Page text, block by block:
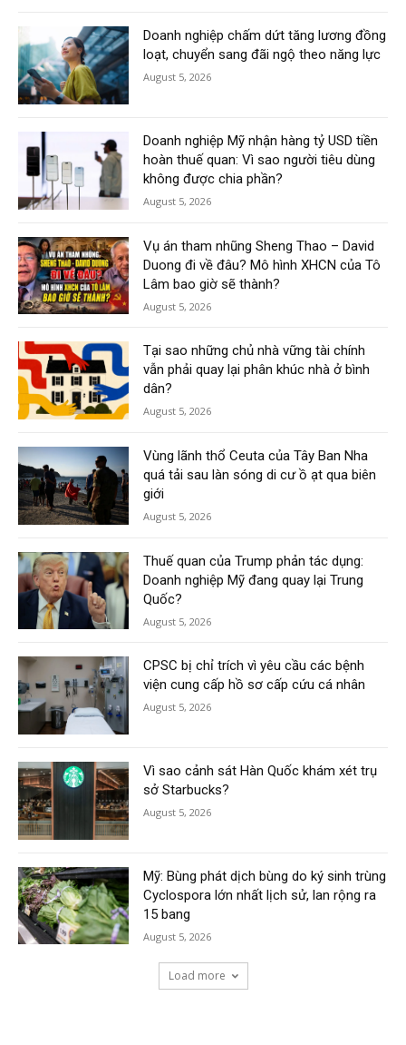
Doanh nghiệp chấm dứt tăng lương đồng
loạt, chuyển sang đãi ngộ theo năng lực
August 5, 2026
Doanh nghiệp Mỹ nhận hàng tỷ USD tiền
hoàn thuế quan: Vì sao người tiêu dùng
không được chia phần?
August 5, 2026
Vụ án tham nhũng Sheng Thao – David
Duong đi về đâu? Mô hình XHCN của Tô
Lâm bao giờ sẽ thành?
August 5, 2026
Tại sao những chủ nhà vững tài chính
vẫn phải quay lại phân khúc nhà ở bình
dân?
August 5, 2026
Vùng lãnh thổ Ceuta của Tây Ban Nha
quá tải sau làn sóng di cư ồ ạt qua biên
giới
August 5, 2026
Thuế quan của Trump phản tác dụng:
Doanh nghiệp Mỹ đang quay lại Trung
Quốc?
August 5, 2026
CPSC bị chỉ trích vì yêu cầu các bệnh
viện cung cấp hồ sơ cấp cứu cá nhân
August 5, 2026
Vì sao cảnh sát Hàn Quốc khám xét trụ
sở Starbucks?
August 5, 2026
Mỹ: Bùng phát dịch bùng do ký sinh trùng
Cyclospora lớn nhất lịch sử, lan rộng ra
15 bang
August 5, 2026
Load more